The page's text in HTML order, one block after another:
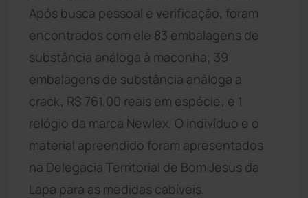
Após busca pessoal e verificação, foram
encontrados com ele 83 embalagens de
substância análoga à maconha; 39
embalagens de substância análoga a
crack; R$ 761,00 reais em espécie; e 1
relógio da marca Newlex. O indivíduo e o
material apreendido foram apresentados
na Delegacia Territorial de Bom Jesus da
Lapa para as medidas cabíveis.